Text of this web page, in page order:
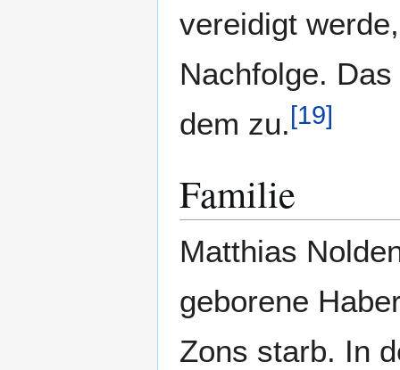
vereidigt
Nachfolge. Das
dem zu.[19]
Familie
Matthias
geborene
Zons starb. In